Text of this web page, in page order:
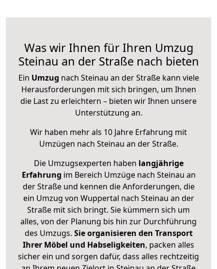
Was wir Ihnen für Ihren Umzug
Steinau an der Straße nach bieten
Ein Umzug nach Steinau an der Straße kann viele
Herausforderungen mit sich bringen, um Ihnen
die Last zu erleichtern – bieten wir Ihnen unsere
Unterstützung an.
Wir haben mehr als 10 Jahre Erfahrung mit
Umzügen nach Steinau an der Straße.
Die Umzugsexperten haben langjährige
Erfahrung im Bereich Umzüge nach Steinau an
der Straße und kennen die Anforderungen, die
ein Umzug von Wuppertal nach Steinau an der
Straße mit sich bringt. Sie kümmern sich um
alles, von der Planung bis hin zur Durchführung
des Umzugs. Sie organisieren den Transport
Ihrer Möbel und Habseligkeiten, packen alles
sicher ein und sorgen dafür, dass alles rechtzeitig